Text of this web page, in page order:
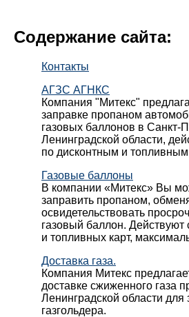
Содержание сайта:
Контакты
АГЗС АГНКС
Компания "Митекс"
заправке пропаном
газовых баллонов в Санкт-
Ленинградской области,
по дисконтным и топливным
Газовые баллоны
В компании «Митекс» Вы
заправить пропаном,
освидетельствовать
газовый баллон.
и топливных карт,
Доставка газа.
Компания Митекс
доставке сжиженного газа
Ленинградской области для
газгольдера.